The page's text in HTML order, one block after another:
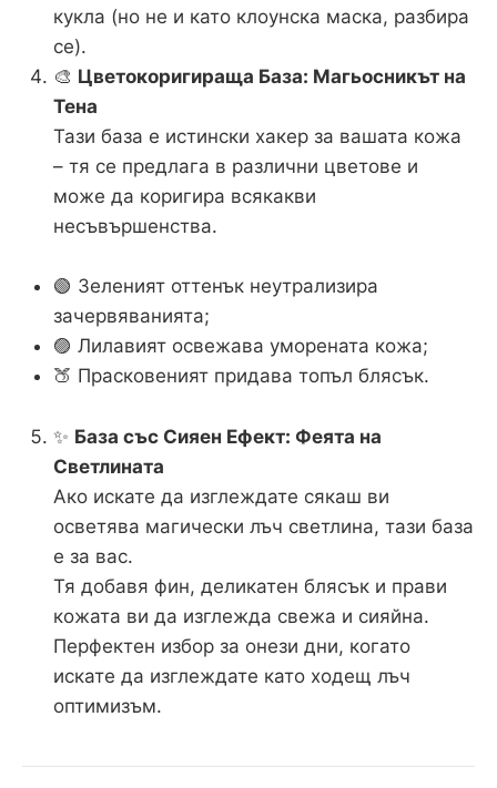
кукла (но не и като клоунска маска, разбира
се).
🎨 Цветокоригираща База: Магьосникът на
Тена
Тази база е истински хакер за вашата кожа
– тя се предлага в различни цветове и
може да коригира всякакви
несъвършенства.
🟢 Зеленият оттенък неутрализира
зачервяванията;
🟣 Лилавият освежава уморената кожа;
🍑 Прасковеният придава топъл блясък.
✨ База със Сияен Ефект: Феята на
Светлината
Ако искате да изглеждате сякаш ви
осветява магически лъч светлина, тази база
е за вас.
Тя добавя фин, деликатен блясък и прави
кожата ви да изглежда свежа и сияйна.
Перфектен избор за онези дни, когато
искате да изглеждате като ходещ лъч
оптимизъм.